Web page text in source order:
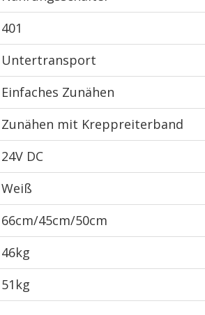
401
Untertransport
Einfaches Zunähen
Zunähen mit Kreppreiterband
24V DC
Weiß
66cm/45cm/50cm
46kg
51kg